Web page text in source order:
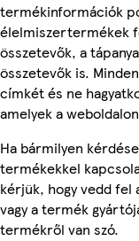
termékinformációk
élelmiszertermékek
összetevők, a
összetevők is.
címkét és ne
amelyek a
Ha bármilyen
termékekkel
kérjük, hogy vedd fel
vagy a termék
termékről van szó.